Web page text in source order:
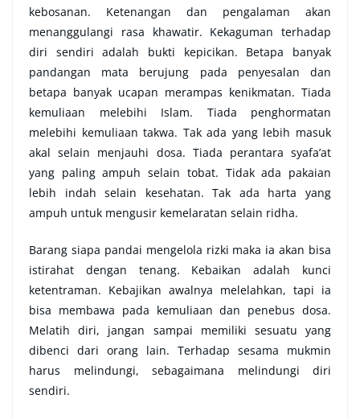
kebosanan. Ketenangan dan pengalaman akan
menanggulangi rasa khawatir. Kekaguman terhadap
diri sendiri adalah bukti kepicikan. Betapa banyak
pandangan mata berujung pada penyesalan dan
betapa banyak ucapan merampas kenikmatan. Tiada
kemuliaan melebihi Islam. Tiada penghormatan
melebihi kemuliaan takwa. Tak ada yang lebih masuk
akal selain menjauhi dosa. Tiada perantara syafa’at
yang paling ampuh selain tobat. Tidak ada pakaian
lebih indah selain kesehatan. Tak ada harta yang
ampuh untuk mengusir kemelaratan selain ridha.
Barang siapa pandai mengelola rizki maka ia akan bisa
istirahat dengan tenang. Kebaikan adalah kunci
ketentraman. Kebajikan awalnya melelahkan, tapi ia
bisa membawa pada kemuliaan dan penebus dosa.
Melatih diri, jangan sampai memiliki sesuatu yang
dibenci dari orang lain. Terhadap sesama mukmin
harus melindungi, sebagaimana melindungi diri
sendiri.